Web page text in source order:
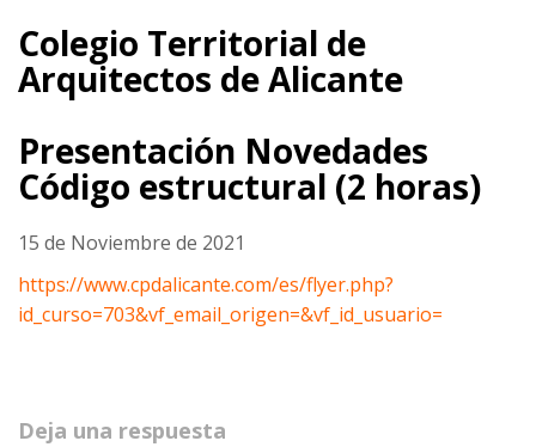
Colegio Territorial de
Arquitectos de Alicante
Presentación Novedades
Código estructural (2 horas)
15 de Noviembre de 2021
https://www.cpdalicante.com/es/flyer.php?
id_curso=703&vf_email_origen=&vf_id_usuario=
Deja una respuesta